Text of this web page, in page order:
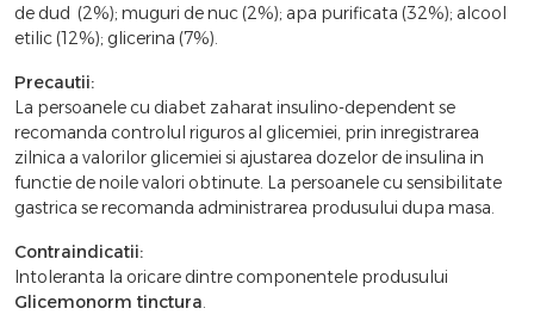
de dud (2%); muguri de nuc (2%); apa purificata (32%); alcool
etilic (12%); glicerina (7%).
Precautii:
La persoanele cu diabet zaharat insulino-dependent se
recomanda controlul riguros al glicemiei, prin inregistrarea
zilnica a valorilor glicemiei si ajustarea dozelor de insulina in
functie de noile valori obtinute. La persoanele cu sensibilitate
gastrica se recomanda administrarea produsului dupa masa.
Contraindicatii:
Intoleranta la oricare dintre componentele produsului
Glicemonorm tinctura.